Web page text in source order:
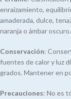
enraizamiento,
amaderada, dulce,
naranja o ámbar
Conservación:
fuentes de calor y luz
grados. Mantener en
Precauciones: No es